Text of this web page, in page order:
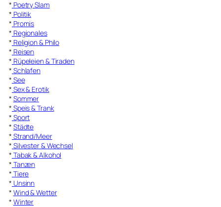
* Poetry Slam
* Politik
* Promis
* Regionales
* Religion & Philo
* Reisen
* Rüpeleien & Tiraden
* Schlafen
* See
* Sex & Erotik
* Sommer
* Speis & Trank
* Sport
* Städte
* Strand/Meer
* Silvester & Wechsel
* Tabak & Alkohol
* Tanzen
* Tiere
* Unsinn
* Wind & Wetter
* Winter